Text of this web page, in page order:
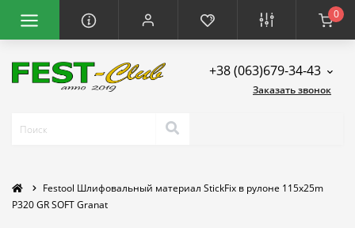
0
+38 (063)679-34-43
Заказать звонок
Festool Шлифовальный материал StickFix в рулоне 115x25m
P320 GR SOFT Granat